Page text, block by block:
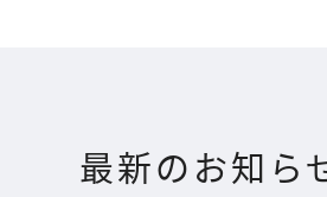
最新のお知ら